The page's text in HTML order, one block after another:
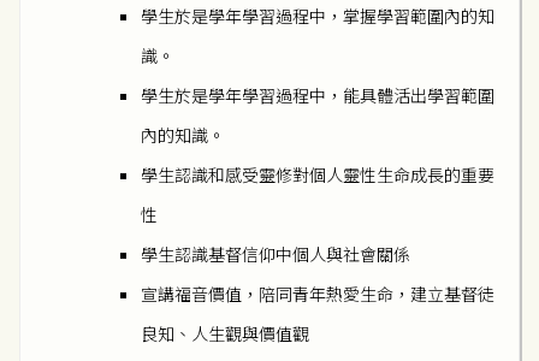
學生於是學年學習過程中，掌握學習範圍內的知
識。
學生於是學年學習過程中，能具體活出學習範圍
內的知識。
學生認識和感受靈修對個人靈性生命成長的重要
性
學生認識基督信仰中個人與社會關係
宣講福音價值，陪同青年熱愛生命，建立基督徒
良知、人生觀與價值觀